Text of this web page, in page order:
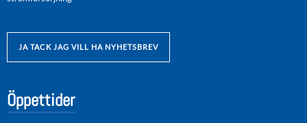
JA TACK JAG VILL HA NYHETSBREV
Öppettider